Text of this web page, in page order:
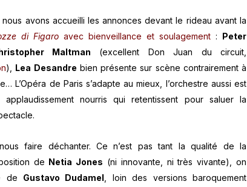
avons accueilli les annonces devant le rideau avant la
di Figaro avec bienveillance et soulagement : Peter
Maltman (excellent Don Juan du circuit,
), Lea Desandre bien présente sur scène contrairement à
L’Opéra de Paris s’adapte au mieux, l’orchestre aussi est
nourris qui retentissent pour saluer la
faire déchanter. Ce n’est pas tant la qualité de la
de Netia Jones (ni innovante, ni très vivante), on
de Gustavo Dudamel , loin des versions baroquement